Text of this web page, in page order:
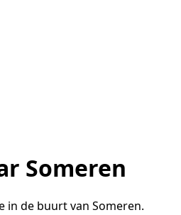
Someren
in de buurt van Someren.